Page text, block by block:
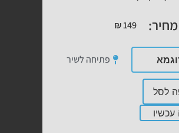
מחיר: ₪149
פתיחה לשיר
לסל
עכשיו